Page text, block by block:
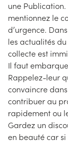
une
mentionnez le
d’urgence.
les actualités
collecte est
Il faut
Rappelez-leur
convaincre
contribuer au
rapidement ou
Gardez un
en beauté car